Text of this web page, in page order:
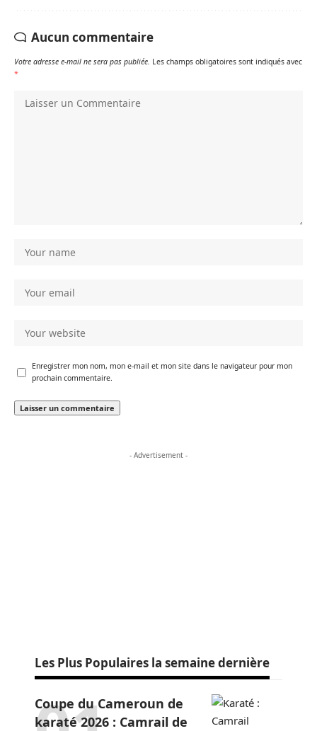
Aucun commentaire
Votre adresse e-mail ne sera pas publiée. Les champs obligatoires sont indiqués avec
*
Enregistrer mon nom, mon e-mail et mon site dans le navigateur pour mon
prochain commentaire.
- Advertisement -
Les Plus Populaires la semaine dernière
Coupe du Cameroun de
karaté 2026 : Camrail de